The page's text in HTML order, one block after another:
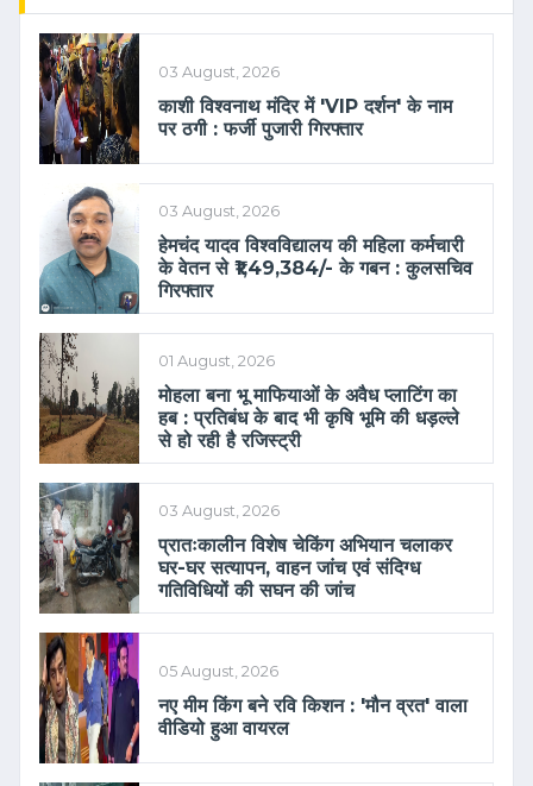
03 August, 2026
काशी विश्वनाथ मंदिर में 'VIP दर्शन' के नाम
पर ठगी : फर्जी पुजारी गिरफ्तार
03 August, 2026
हेमचंद यादव विश्वविद्यालय की महिला कर्मचारी
के वेतन से ₹1,49,384/- के गबन : कुलसचिव
गिरफ्तार
01 August, 2026
मोहला बना भू माफियाओं के अवैध प्लाटिंग का
हब : प्रतिबंध के बाद भी कृषि भूमि की धड़ल्ले
से हो रही है रजिस्ट्री
03 August, 2026
प्रातःकालीन विशेष चेकिंग अभियान चलाकर
घर-घर सत्यापन, वाहन जांच एवं संदिग्ध
गतिविधियों की सघन की जांच
05 August, 2026
नए मीम किंग बने रवि किशन : 'मौन व्रत' वाला
वीडियो हुआ वायरल